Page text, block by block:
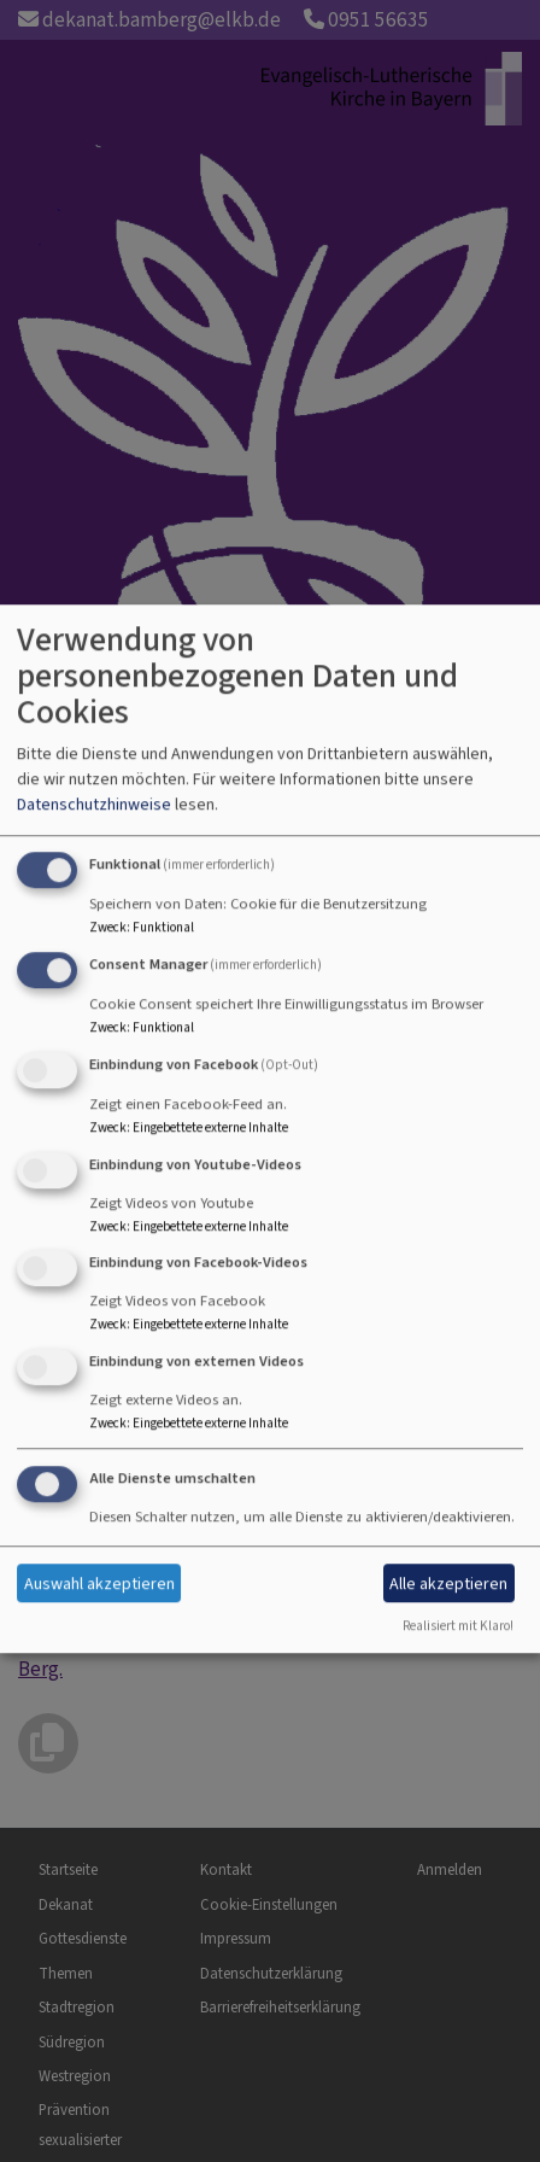
Direktdekanat.bamberg@elkb.de 0951 56635
Evangelisch-Lutherisches Dekanat
Bamberg
Kirche auf gutem Grund
Hauptnavigation
Startseite einfach heiraten am 26.06.26 in Hohn am Berg
Bildrechte
Insgesamt 104 Paare haben
und 2025 bei
der Stephanskirche und
Steigerwald Gottes Segen
zusprechen lassen. Zwei
liegt die Frage nahe, ob es am 26.06.26 ein Wiedersehen
mit einfach heiraten im Dekanat Bamberg geben wird.
Ja, das gibt es! Allerdings anders als bisher.
zweimal "ganz groß" (Stephanskirche) und einmal "ganz
weit oben" (Baumwipfelpfad) probieren wir mal "ganz
schnuckelig" aus: In der kleinen
Hohn am Bergalseinfach heiraten im "Miniformat"! Wir
freuen uns auf euch!
Wenn ihr hier klickt, findet ihr alle weiteren
Informationen rund um einfach heiraten 2026 in Hohn am
Berg.
Hauptnavigation
Startseite
Dekanat
Gottesdienste
Themen
Stadtregion
Südregion
Westregion
Prävention
sexualisierter
Fußbereichsmenü
Kontakt
Cookie-Einstellungen
Impressum
Datenschutzerklärung
Barrierefreiheitserklärung
Benutzermenü
Anmelden
Verwendung von
personenbezogenen Daten und
Cookies
Bitte die Dienste und Anwendungen von Drittanbietern auswählen,
die wir nutzen möchten. Für weitere Informationen bitte unsere
Datenschutzhinweise lesen.
Funktional (immer erforderlich)
Speichern von Daten: Cookie für die Benutzersitzung
Zweck: Funktional
Consent Manager (immer erforderlich)
Cookie Consent speichert Ihre Einwilligungsstatus im Browser
Zweck: Funktional
Einbindung von Facebook (Opt-Out)
Zeigt einen Facebook-Feed an.
Zweck: Eingebettete externe Inhalte
Einbindung von Youtube-Videos
Zeigt Videos von Youtube
Zweck: Eingebettete externe Inhalte
Einbindung von Facebook-Videos
Zeigt Videos von Facebook
Zweck: Eingebettete externe Inhalte
Einbindung von externen Videos
Zeigt externe Videos an.
Zweck: Eingebettete externe Inhalte
Alle Dienste umschalten
Diesen Schalter nutzen, um alle Dienste zu aktivieren/deaktivieren.
Auswahl akzeptieren Alle akzeptieren
Realisiert mit Klaro!